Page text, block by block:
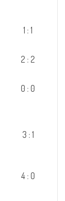
1 : 1
2 : 2
0 : 0
3 : 1
4 : 0